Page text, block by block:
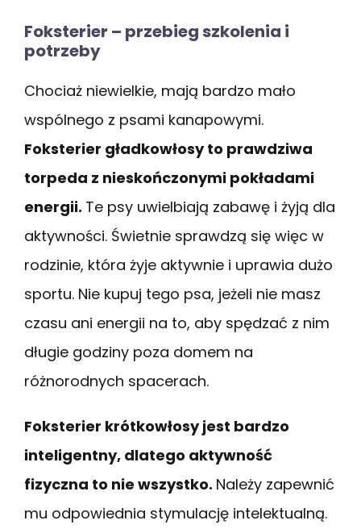
Foksterier – przebieg szkolenia i
potrzeby
Chociaż niewielkie, mają bardzo mało
wspólnego z psami kanapowymi.
Foksterier gładkowłosy to prawdziwa
torpeda z nieskończonymi pokładami
energii. Te psy uwielbiają zabawę i żyją dla
aktywności. Świetnie sprawdzą się więc w
rodzinie, która żyje aktywnie i uprawia dużo
sportu. Nie kupuj tego psa, jeżeli nie masz
czasu ani energii na to, aby spędzać z nim
długie godziny poza domem na
różnorodnych spacerach.
Foksterier krótkowłosy jest bardzo
inteligentny, dlatego aktywność
fizyczna to nie wszystko. Należy zapewnić
mu odpowiednia stymulację intelektualną.